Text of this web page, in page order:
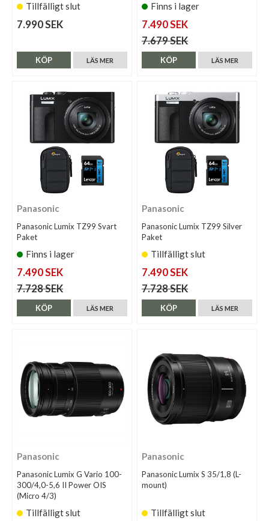
Tillfälligt slut
7.990 SEK
LÄS MER
KÖP
Finns i lager
7.490 SEK
7.679 SEK
LÄS MER
KÖP
Panasonic
Panasonic Lumix TZ99 Svart
Paket
Finns i lager
7.490 SEK
7.728 SEK
LÄS MER
KÖP
Panasonic
Panasonic Lumix TZ99 Silver
Paket
Tillfälligt slut
7.490 SEK
7.728 SEK
LÄS MER
KÖP
Panasonic
Panasonic Lumix G Vario 100-
300/4,0-5,6 II Power OIS
(Micro 4/3)
Tillfälligt slut
Panasonic
Panasonic Lumix S 35/1,8 (L-
mount)
Tillfälligt slut